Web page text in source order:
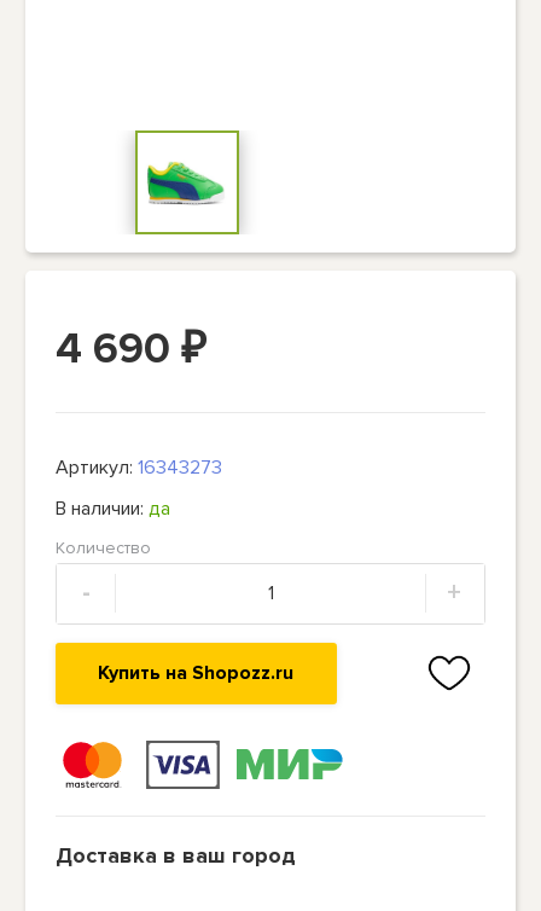
4 690₽
Артикул:16343273
В наличии:да
Количество
- +
Купить на Shopozz.ru
Доставка в ваш город